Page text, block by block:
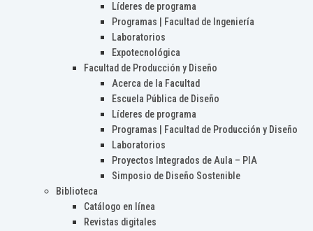
Líderes de programa
Programas | Facultad de Ingeniería
Laboratorios
Expotecnológica
Facultad de Producción y Diseño
Acerca de la Facultad
Escuela Pública de Diseño
Líderes de programa
Programas | Facultad de Producción y Diseño
Laboratorios
Proyectos Integrados de Aula – PIA
Simposio de Diseño Sostenible
Biblioteca
Catálogo en línea
Revistas digitales